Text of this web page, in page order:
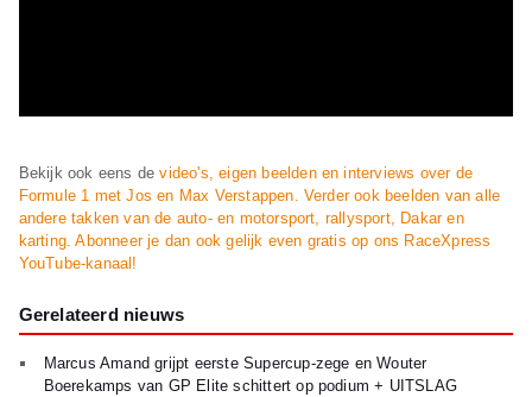
Bekijk ook eens devideo's, eigen beelden en interviews over de
Formule 1 met Jos en Max Verstappen. Verder ook beelden van alle
andere takken van de auto- en motorsport, rallysport, Dakar en
karting. Abonneer je dan ook gelijk even gratis op ons RaceXpress
YouTube-kanaal!
Gerelateerd nieuws
Marcus Amand grijpt eerste Supercup-zege en Wouter
Boerekamps van GP Elite schittert op podium + UITSLAG